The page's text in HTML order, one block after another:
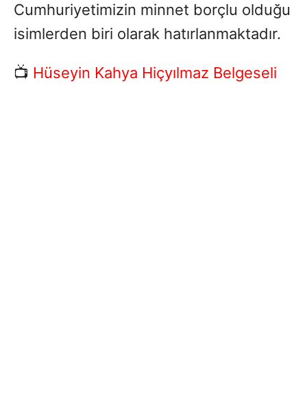
Cumhuriyetimizin minnet borçlu olduğu
isimlerden biri olarak hatırlanmaktadır.
📺 Hüseyin Kahya Hiçyılmaz Belgeseli